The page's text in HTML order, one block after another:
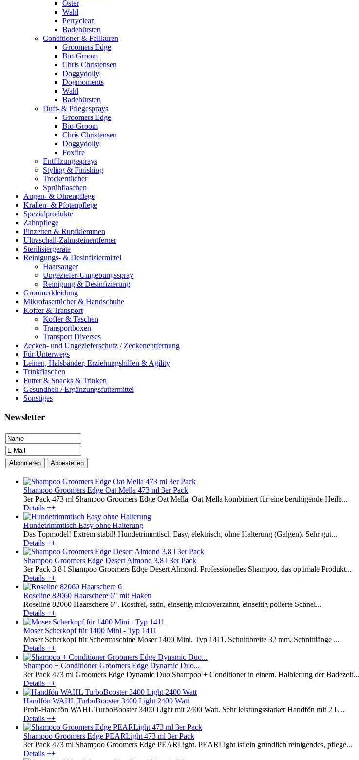
Oster
Wahl
Perryclean
Badebürsten
Conditioner & Fellkuren
Groomers Edge
Bio-Groom
Chris Christensen
Doggydolly
Dogmoments
Wahl
Badebürsten
Duft- & Pflegesprays
Groomers Edge
Bio-Groom
Chris Christensen
Doggydolly
Foxfire
Entfilzungssprays
Styling & Finishing
Trockentücher
Sprühflaschen
Augen- & Ohrenpflege
Krallen- & Pfotenpflege
Spezialprodukte
Zahnpflege
Pinzetten & Rupfklemmen
Ultraschall-Zahnsteinentferner
Sterilisiergeräte
Reinigungs- & Desinfiziermittel
Haarsauger
Ungeziefer-Umgebungsspray
Reinigung & Desinfizierung
Groomerkleidung
Mikrofasertücher & Handschuhe
Koffer & Transport
Koffer & Taschen
Transportboxen
Transport Diverses
Zecken- und Ungezieferschutz / Zeckenentfernung
Für Unterwegs
Leinen, Halsbänder, Erziehungshilfen & Agility
Trinkflaschen
Futter & Snacks & Trinken
Gesundheit / Ergänzungsfuttermittel
Sonstiges
Newsletter
Shampoo Groomers Edge Oat Mella 473 ml 3er Pack
3er Pack 473 ml Shampoo Groomers Edge Oat Mella. Oat Mella kombiniert für eine beruhigende Heilb...
Details ++
Hundetrimmtisch Easy ohne Halterung
Das Topmodel! Extrem stabil! Hundetrimmtisch Easy, elektrisch, ohne Halterung (Galgen). Sehr gut...
Details ++
Shampoo Groomers Edge Desert Almond 3,8 l 3er Pack
3er Pack 3,8 l Shampoo Groomers Edge Desert Almond. Professionelles Shampoo, das optimale Produkt...
Details ++
Roseline 82060 Haarschere 6" mit Haken
Roseline 82060 Haarschere 6". Rostfrei, satin, einseitig microverzahnt, einseitig polierte Schnei...
Details ++
Moser Scherkopf für 1400 Mini - Typ 1411
Moser Scherkopf für Schermaschine Moser 1400 Mini. Typ 1411. Schnittbreite 32 mm, Schnittlänge ...
Details ++
Shampoo + Conditioner Groomers Edge Dynamic Duo...
3er Pack 473 ml Groomers Edge Dynamic Duo Shampoo + Conditioner in einem. Halbierung der Badezeit...
Details ++
Handfön WAHL TurboBooster 3400 Light 2400 Watt
Profi-Handfön WAHL TurboBooster 3400 Light mit 2400 Watt. Sehr leistungsstarker Handfön mit 2 L...
Details ++
Shampoo Groomers Edge PEARLight 473 ml 3er Pack
3er Pack 473 ml Shampoo Groomers Edge PEARLight. PEARLight ist ein gründlich reinigendes, pflege...
Details ++